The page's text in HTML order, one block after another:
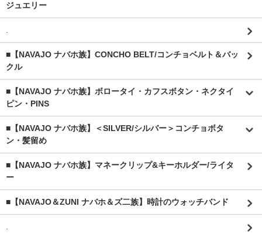
ジュエリー
.
■【NAVAJO ナバホ族】CONCHO BELT/コンチョベルト＆バッ
クル
■【NAVAJO ナバホ族】ボロータイ・カフスボタン・ネクタイ
ピン・PINS
■【NAVAJO ナバホ族】＜SILVER/シルバー＞コンチョボタ
ン・髪留め
■【NAVAJO ナバホ族】マネークリップ&キーホルダー/ライタ
ー
■【NAVAJO＆ZUNI ナバホ＆ズ二族】時計のウォッチバンド
.